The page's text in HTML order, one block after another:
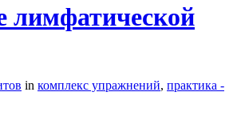
лимфатической
in комплекс упражнений, практика -